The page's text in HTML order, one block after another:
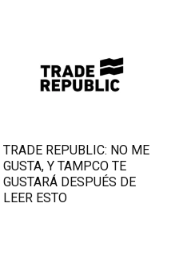
TRADE REPUBLIC: NO ME
GUSTA, Y TAMPCO TE
GUSTARÁ DESPUÉS DE
LEER ESTO